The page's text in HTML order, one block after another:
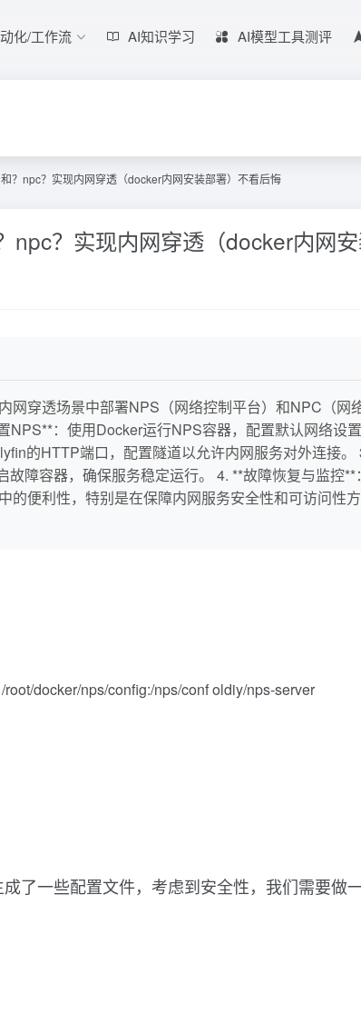
化/工作流 AI知识学习 AI模型工具测评
？npc？实现内网穿透（docker内网安装部署）不看后悔
npc？实现内网穿透（docker内网
网穿透场景中部署NPS（网络控制平台）和NPC（
NPS**：使用Docker运行NPS容器，配置默认网络
的HTTP端口，配置隧道以允许内网服务对外连接
故障容器，确保服务稳定运行。 4. **故障恢复与监控
的便利性，特别是在保障内网服务安全性和可访问
docker/nps/config:/nps/conf oldiy/nps-server
了一些配置文件，考虑到安全性，我们需要做一